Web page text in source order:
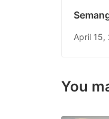
April 15,
You